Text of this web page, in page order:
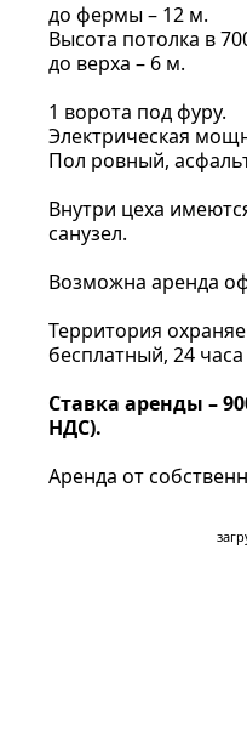
до фермы – 12 м.
Высота потолка в
до верха – 6 м.
1 ворота под фуру.
Электрическая
Пол ровный,
Внутри цеха
санузел.
Возможна аренда
Территория
бесплатный, 24 часа
Ставка аренды – 90
НДС).
Аренда от